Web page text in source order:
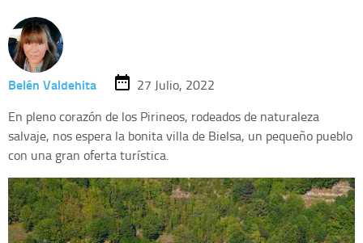
Belén Valdehita
27 Julio, 2022
En pleno corazón de los Pirineos, rodeados de naturaleza
salvaje, nos espera la bonita villa de Bielsa, un pequeño pueblo
con una gran oferta turística.